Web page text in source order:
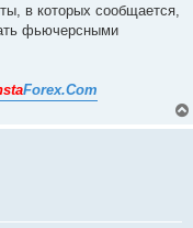
в которых сообщается,
фьючерсными
Forex.Com